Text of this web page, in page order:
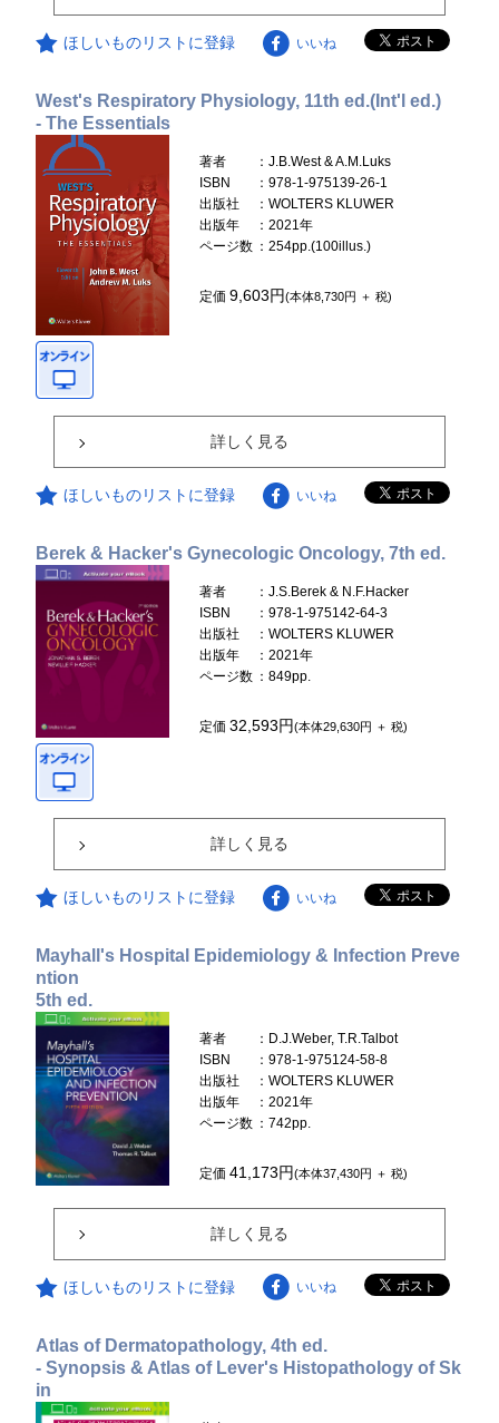
ほしいものリストに登録 いいね
West's Respiratory Physiology, 11th ed.(Int'l ed.)
- The Essentials
著者
：J.B.West & A.M.Luks
ISBN
：978-1-975139-26-1
出版社
：WOLTERS KLUWER
出版年
：2021年
ページ数 ：254pp.(100illus.)
定価9,603円(本体8,730円 ＋ 税)
詳しく見る
ほしいものリストに登録 いいね
Berek & Hacker's Gynecologic Oncology, 7th ed.
著者
：J.S.Berek & N.F.Hacker
ISBN
：978-1-975142-64-3
出版社
：WOLTERS KLUWER
出版年
：2021年
ページ数 ：849pp.
定価32,593円(本体29,630円 ＋ 税)
詳しく見る
ほしいものリストに登録 いいね
Mayhall's Hospital Epidemiology & Infection Preve
ntion
5th ed.
著者
：D.J.Weber, T.R.Talbot
ISBN
：978-1-975124-58-8
出版社
：WOLTERS KLUWER
出版年
：2021年
ページ数 ：742pp.
定価41,173円(本体37,430円 ＋ 税)
詳しく見る
ほしいものリストに登録 いいね
Atlas of Dermatopathology, 4th ed.
- Synopsis & Atlas of Lever's Histopathology of Sk
in